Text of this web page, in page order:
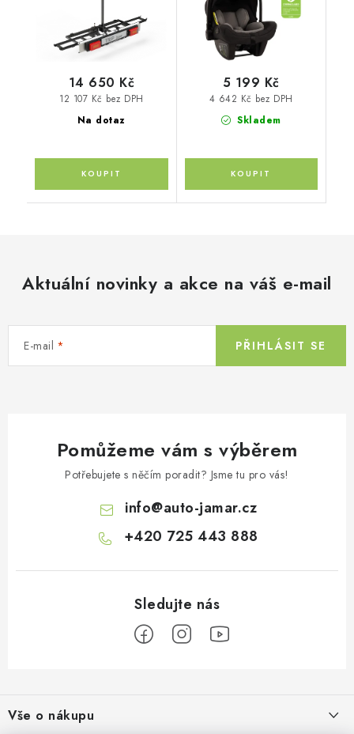
Na dotaz
12 107 Kč bez DPH
14 650 Kč
Skladem
4 642 Kč bez DPH
5 199 Kč
Aktuální novinky a akce na váš e-mail
E-mail PŘIHLÁSIT SE
Pomůžeme vám s výběrem
Potřebujete s něčím poradit? Jsme tu pro vás!
info@auto-jamar.cz
+420 725 443 888
pVše o nákupu